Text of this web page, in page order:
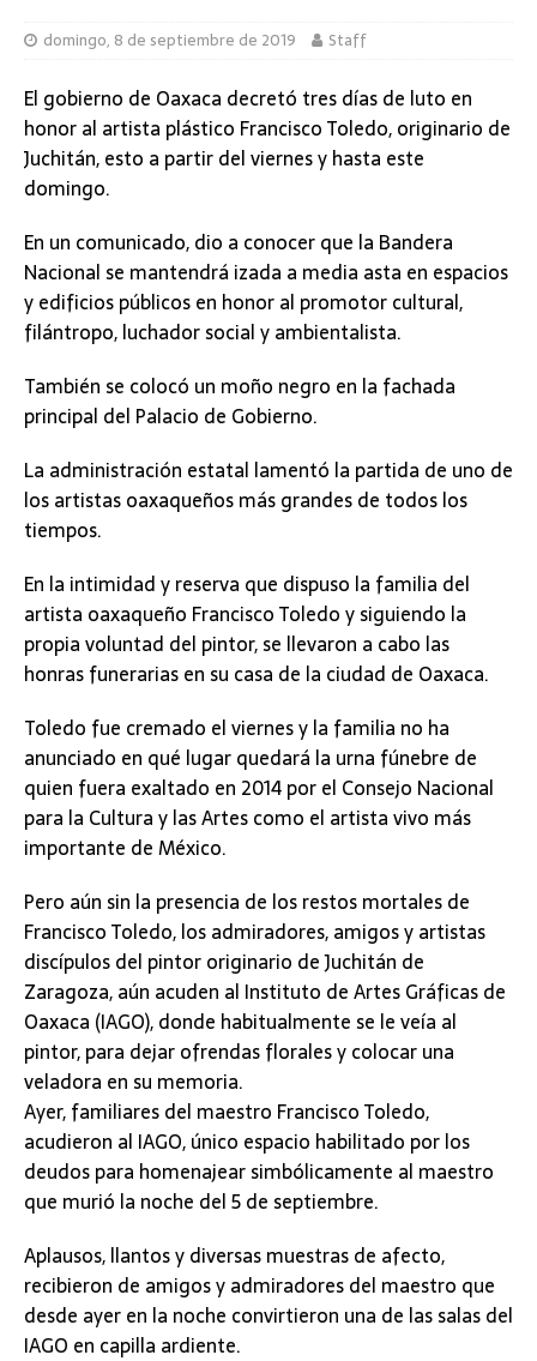
domingo, 8 de septiembre de 2019 Staff
El gobierno de Oaxaca decretó tres días de luto en
honor al artista plástico Francisco Toledo, originario de
Juchitán, esto a partir del viernes y hasta este
domingo.
En un comunicado, dio a conocer que la Bandera
Nacional se mantendrá izada a media asta en espacios
y edificios públicos en honor al promotor cultural,
filántropo, luchador social y ambientalista.
También se colocó un moño negro en la fachada
principal del Palacio de Gobierno.
La administración estatal lamentó la partida de uno de
los artistas oaxaqueños más grandes de todos los
tiempos.
En la intimidad y reserva que dispuso la familia del
artista oaxaqueño Francisco Toledo y siguiendo la
propia voluntad del pintor, se llevaron a cabo las
honras funerarias en su casa de la ciudad de Oaxaca.
Toledo fue cremado el viernes y la familia no ha
anunciado en qué lugar quedará la urna fúnebre de
quien fuera exaltado en 2014 por el Consejo Nacional
para la Cultura y las Artes como el artista vivo más
importante de México.
Pero aún sin la presencia de los restos mortales de
Francisco Toledo, los admiradores, amigos y artistas
discípulos del pintor originario de Juchitán de
Zaragoza, aún acuden al Instituto de Artes Gráficas de
Oaxaca (IAGO), donde habitualmente se le veía al
pintor, para dejar ofrendas florales y colocar una
veladora en su memoria.
Ayer, familiares del maestro Francisco Toledo,
acudieron al IAGO, único espacio habilitado por los
deudos para homenajear simbólicamente al maestro
que murió la noche del 5 de septiembre.
Aplausos, llantos y diversas muestras de afecto,
recibieron de amigos y admiradores del maestro que
desde ayer en la noche convirtieron una de las salas del
IAGO en capilla ardiente.